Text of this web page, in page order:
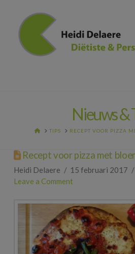
Nieuws &
HOME
TIPS RECEPT VOOR PIZZA
Recept voor pizza met
Heidi Delaere 15 februari 2017
Leave a Comment